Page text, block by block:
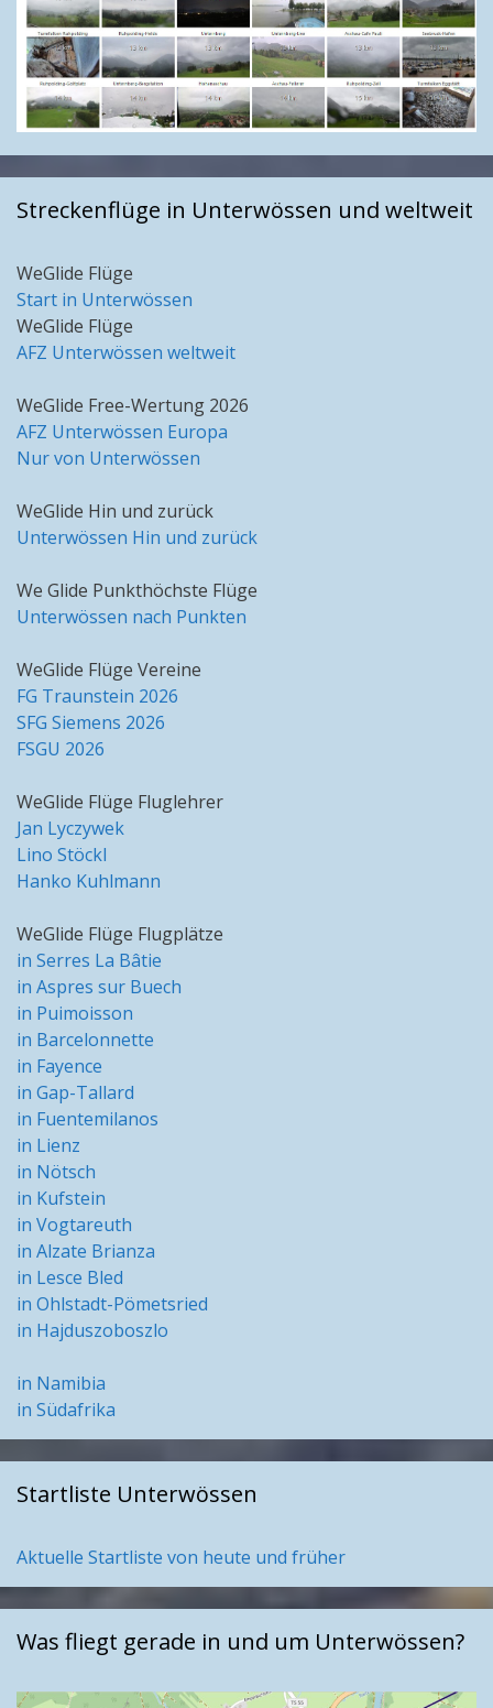
Streckenflüge in Unterwössen und weltweit
WeGlide Flüge
Start in Unterwössen
WeGlide Flüge
AFZ Unterwössen weltweit
WeGlide Free-Wertung 2026
AFZ Unterwössen Europa
Nur von Unterwössen
WeGlide Hin und zurück
Unterwössen Hin und zurück
We Glide Punkthöchste Flüge
Unterwössen nach Punkten
WeGlide Flüge Vereine
FG Traunstein 2026
SFG Siemens 2026
FSGU 2026
WeGlide Flüge Fluglehrer
Jan Lyczywek
Lino Stöckl
Hanko Kuhlmann
WeGlide Flüge Flugplätze
in Serres La Bâtie
in Aspres sur Buech
in Puimoisson
in Barcelonnette
in Fayence
in Gap-Tallard
in Fuentemilanos
in Lienz
in Nötsch
in Kufstein
in Vogtareuth
in Alzate Brianza
in Lesce Bled
in Ohlstadt-Pömetsried
in Hajduszoboszlo
in Namibia
in Südafrika
Startliste Unterwössen
Aktuelle Startliste von heute und früher
Was fliegt gerade in und um Unterwössen?